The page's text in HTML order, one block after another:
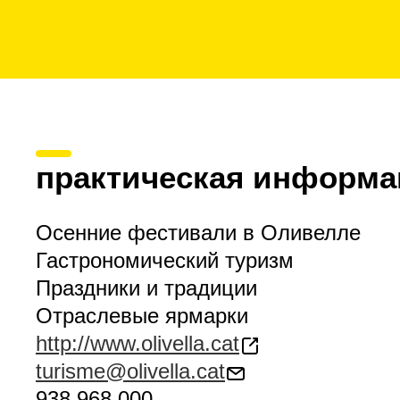
практическая
Осенние фестивали в Оливелле
Гастрономический туризм
Праздники и традиции
Отраслевые ярмарки
http://www.olivella.cat
turisme@olivella.cat